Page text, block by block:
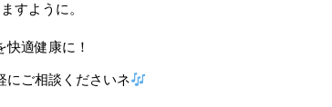
すように。
快適健康に！
にご相談くださいネ